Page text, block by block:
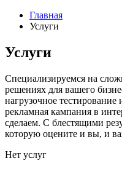
Главная
Услуги
Услуги
Специализируемся на
решениях для вашего
нагрузочное
рекламная кампания в
сделаем. С блестящими
которую оцените и вы, и
Нет услуг